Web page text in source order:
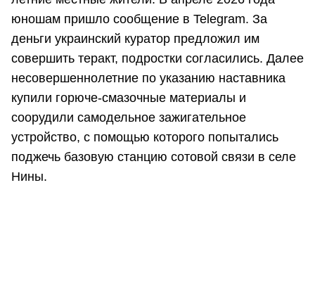
юношам пришло сообщение в Telegram. За
деньги украинский куратор предложил им
совершить теракт, подростки согласились. Далее
несовершеннолетние по указанию наставника
купили горюче-смазочные материалы и
соорудили самодельное зажигательное
устройство, с помощью которого попытались
поджечь базовую станцию сотовой связи в селе
Нины.